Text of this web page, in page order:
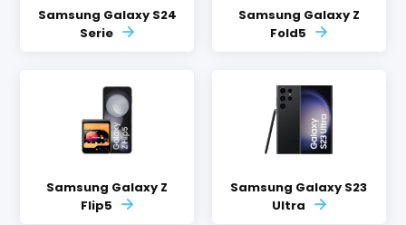
Samsung Galaxy S24
Serie
Samsung Galaxy Z
Fold5
Samsung Galaxy Z
Flip5
Samsung Galaxy S23
Ultra